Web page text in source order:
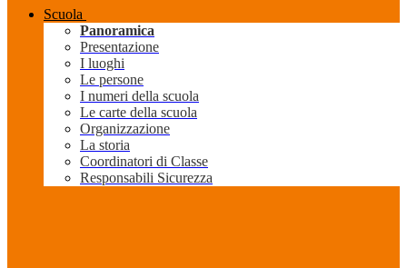
Scuola
Panoramica
Presentazione
I luoghi
Le persone
I numeri della scuola
Le carte della scuola
Organizzazione
La storia
Coordinatori di Classe
Responsabili Sicurezza